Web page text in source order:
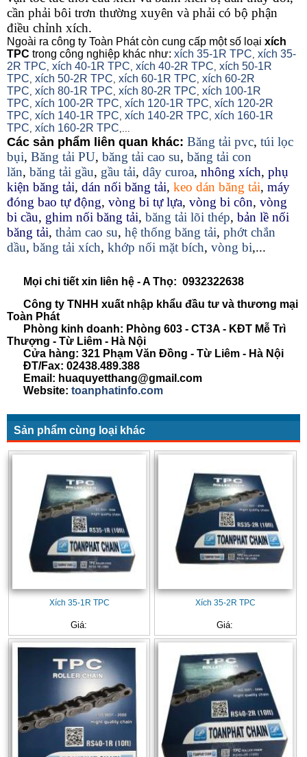
cần phải bôi trơn thường xuyên và phải có bộ phận
điều chỉnh xích.
Ngoài ra công ty Toàn Phát còn cung cấp một số loại xích
TPC trong công nghiệp khác như: xích 35-1R TPC, xích 35-
2R TPC, xích 40-1R TPC, xích 40-2R TPC, xích 50-1R
TPC, xích 50-2R TPC, xích 60-1R TPC, xích 60-2R
TPC, xích 80-1R TPC, xích 80-2R TPC, xích 100-1R
TPC, xích 100-2R TPC, xích 120-1R TPC, xích 120-2R
TPC, xích 140-1R TPC, xích 140-2R TPC, xích 160-1R
TPC, xích 160-2R TPC,...
Các sản phẩm liên quan khác: Băng tải pvc, túi lọc
bụi, Băng tải PU, băng tải cao su, băng tải con
lăn, băng tải gầu, gầu tải, dây curoa, nhông xích, phụ
kiện băng tải, dán nối băng tải, keo dán băng tải, máy
đóng bao tự động, vòng bi tự lựa, vòng bi côn, vòng
bi cầu, ghim nối băng tải, băng tải lõi thép, bản lề nối
băng tải, thảm cao su, hệ thống băng tải, phớt chắn
dầu, băng tải xích, khớp nối mặt bích, vòng bi,...
Mọi chi tiết xin liên hệ - A Thọ: 0932322638
Công ty TNHH xuất nhập khẩu đầu tư và thương mại
Toàn Phát
Phòng kinh doanh: Phòng 603 - CT3A - KĐT Mễ Trì
Thượng - Từ Liêm - Hà Nội
Cửa hàng: 321 Phạm Văn Đồng - Từ Liêm - Hà Nội
ĐT/Fax: 02438.489.388
Email: huaquyetthang@gmail.com
Website: toanphatinfo.com
Sản phẩm cùng loại khác
Xích 35-1R TPC
Giá:
Xích 35-2R TPC
Giá: